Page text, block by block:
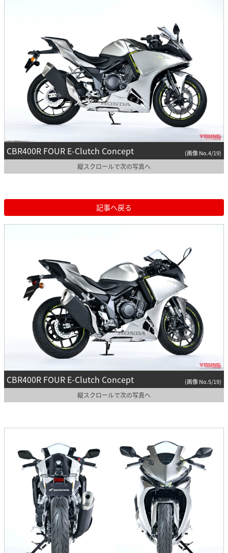
CBR400R FOUR E-Clutch Concept (画像 No.4/19)
縦スクロールで次の写真へ
記事へ戻る
CBR400R FOUR E-Clutch Concept (画像 No.5/19)
縦スクロールで次の写真へ